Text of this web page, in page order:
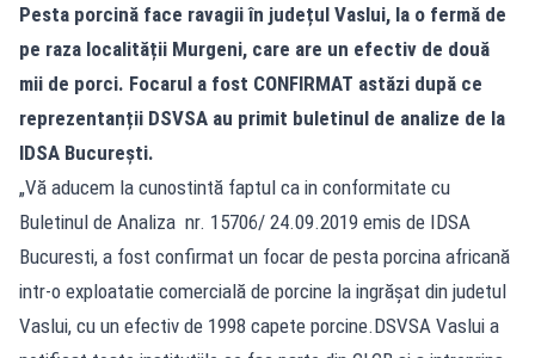
Pesta porcină face ravagii în județul Vaslui, la o fermă de
pe raza localității Murgeni, care are un efectiv de două
mii de porci. Focarul a fost CONFIRMAT astăzi după ce
reprezentanții DSVSA au primit buletinul de analize de la
IDSA București.
„Vă aducem la cunostintă faptul ca in conformitate cu
Buletinul de Analiza nr. 15706/ 24.09.2019 emis de IDSA
Bucuresti, a fost confirmat un focar de pesta porcina africană
intr-o exploatatie comercială de porcine la ingrășat din judetul
Vaslui, cu un efectiv de 1998 capete porcine.DSVSA Vaslui a